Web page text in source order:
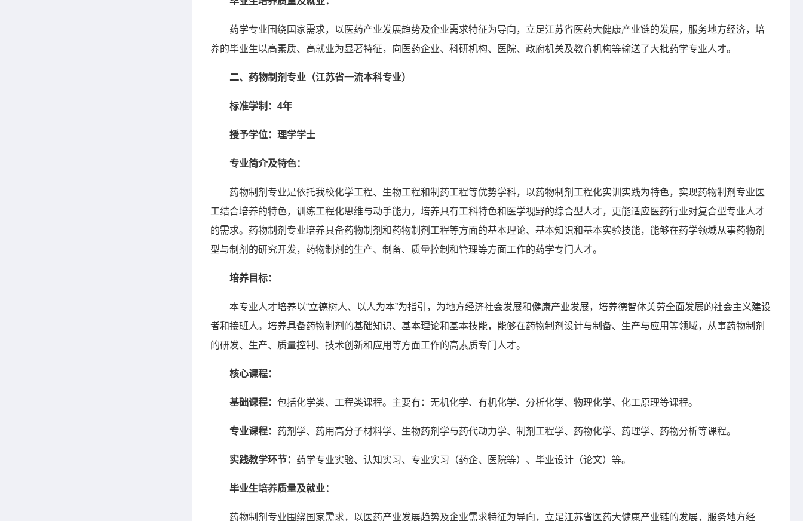
药学专业围绕国家需求，以医药产业发展趋势及企业需求特征为导向，立足江苏省医药大健康产业链的发展，服务地方经济，培
养的毕业生以高素质、高就业为显著特征，向医药企业、科研机构、医院、政府机关及教育机构等输送了大批药学专业人才。
二、药物制剂专业（江苏省一流本科专业）
标准学制： 4年
授予学位：理学学士
专业简介及特色：
药物制剂专业是依托我校化学工程、生物工程和制药工程等优势学科，以药物制剂工程化实训实践为特色，实现药物制剂专业医
工结合培养的特色，训练工程化思维与动手能力，培养具有工科特色和医学视野的综合型人才，更能适应医药行业对复合型专业人才
的需求。药物制剂专业培养具备药物制剂和药物制剂工程等方面的基本理论、基本知识和基本实验技能，能够在药学领域从事药物剂
型与制剂的研究开发，药物制剂的生产、制备、质量控制和管理等方面工作的药学专门人才。
培养目标：
本专业人才培养以“立德树人、以人为本”为指引，为地方经济社会发展和健康产业发展，培养德智体美劳全面发展的社会主义建设
者和接班人。培养具备药物制剂的基础知识、基本理论和基本技能，能够在药物制剂设计与制备、生产与应用等领域，从事药物制剂
的研发、生产、质量控制、技术创新和应用等方面工作的高素质专门人才。
核心课程：
基础课程： 包括化学类、工程类课程。主要有：无机化学、有机化学、分析化学、物理化学、化工原理等课程。
专业课程： 药剂学、药用高分子材料学、生物药剂学与药代动力学、制剂工程学、药物化学、药理学、药物分析等课程。
实践教学环节： 药学专业实验、认知实习、专业实习（药企、医院等）、毕业设计（论文）等。
毕业生培养质量及就业：
药物制剂专业围绕国家需求，以医药产业发展趋势及企业需求特征为导向，立足江苏省医药大健康产业链的发展，服务地方经